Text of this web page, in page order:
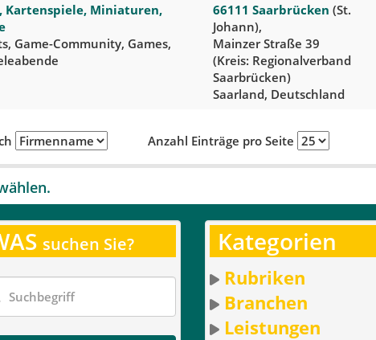
Kartenspiele, Miniaturen,
Game-Community, Games,
66111 Saarbrücken (St.
Johann),
Mainzer Straße 39
(Kreis: Regionalverband
Saarbrücken)
Saarland, Deutschland
Anzahl Einträge pro Seite
suchen Sie? Kategorien
Rubriken
Branchen
Leistungen